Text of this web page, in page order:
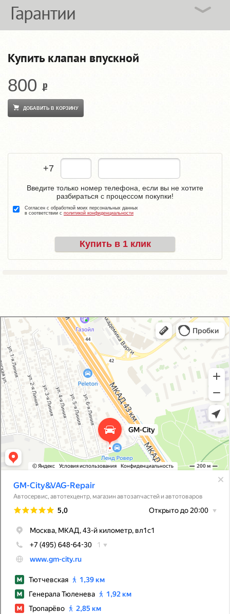
Гарантии
Купить клапан впускной
800
ДОБАВИТЬ В КОРЗИНУ
+7
Купить в 1 клик
Введите только номер телефона, если вы не хотите
разбираться с процессом покупки!
Согласен с обработкой моих персональных данных
в соответствии с политикой конфиденциальности
GM-City&VAG-Repair
Автосервис, автотехцентр в Москве
Магазин автозапчастей и автотоваров в Москве